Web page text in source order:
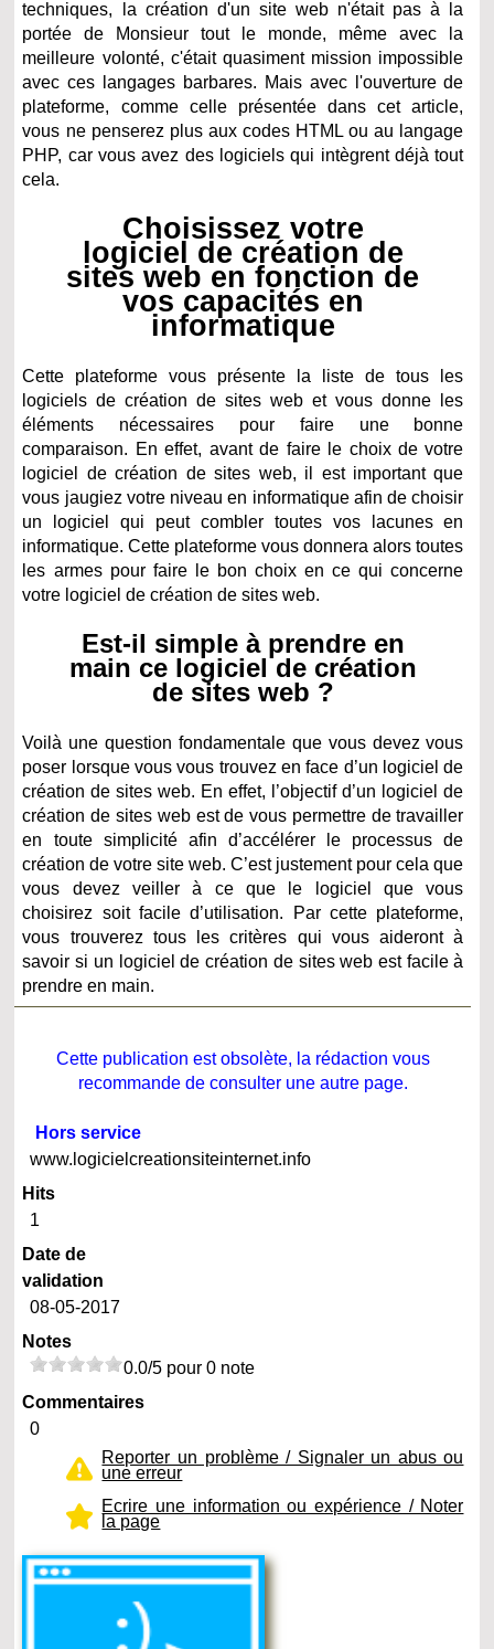
techniques, la création d'un site web n'était pas à la
portée de Monsieur tout le monde, même avec la
meilleure volonté, c'était quasiment mission impossible
avec ces langages barbares. Mais avec l'ouverture de
plateforme, comme celle présentée dans cet article,
vous ne penserez plus aux codes HTML ou au langage
PHP, car vous avez des logiciels qui intègrent déjà tout
cela.
Choisissez votre
logiciel de création de
sites web en fonction de
vos capacités en
informatique
Cette plateforme vous présente la liste de tous les
logiciels de création de sites web et vous donne les
éléments nécessaires pour faire une bonne
comparaison. En effet, avant de faire le choix de votre
logiciel de création de sites web, il est important que
vous jaugiez votre niveau en informatique afin de choisir
un logiciel qui peut combler toutes vos lacunes en
informatique. Cette plateforme vous donnera alors toutes
les armes pour faire le bon choix en ce qui concerne
votre logiciel de création de sites web.
Est-il simple à prendre en
main ce logiciel de création
de sites web ?
Voilà une question fondamentale que vous devez vous
poser lorsque vous vous trouvez en face d’un logiciel de
création de sites web. En effet, l’objectif d’un logiciel de
création de sites web est de vous permettre de travailler
en toute simplicité afin d’accélérer le processus de
création de votre site web. C’est justement pour cela que
vous devez veiller à ce que le logiciel que vous
choisirez soit facile d’utilisation. Par cette plateforme,
vous trouverez tous les critères qui vous aideront à
savoir si un logiciel de création de sites web est facile à
prendre en main.
Cette publication est obsolète, la rédaction vous
recommande de consulter une autre page.
Hors service
www.logicielcreationsiteinternet.info
Hits
1
Date de
validation
08-05-2017
Notes
0.0/5 pour 0 note
Commentaires
0
Reporter un problème / Signaler un abus ou
une erreur
Ecrire une information ou expérience / Noter
la page